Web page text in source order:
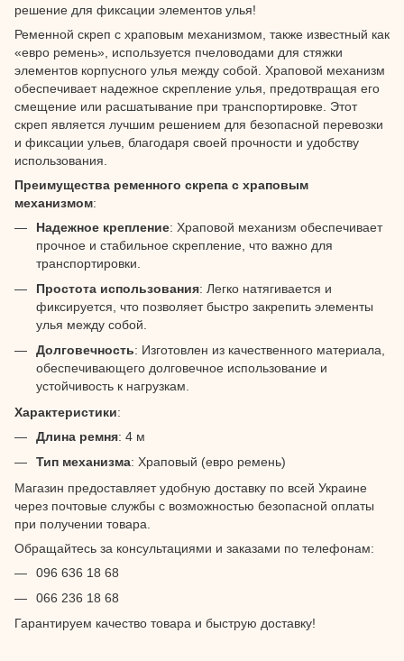
решение для фиксации элементов улья!
Ременной скреп с храповым механизмом, также известный как
«евро ремень», используется пчеловодами для стяжки
элементов корпусного улья между собой. Храповой механизм
обеспечивает надежное скрепление улья, предотвращая его
смещение или расшатывание при транспортировке. Этот
скреп является лучшим решением для безопасной перевозки
и фиксации ульев, благодаря своей прочности и удобству
использования.
Преимущества ременного скрепа с храповым
механизмом:
Надежное крепление: Храповой механизм обеспечивает
прочное и стабильное скрепление, что важно для
транспортировки.
Простота использования: Легко натягивается и
фиксируется, что позволяет быстро закрепить элементы
улья между собой.
Долговечность: Изготовлен из качественного материала,
обеспечивающего долговечное использование и
устойчивость к нагрузкам.
Характеристики:
Длина ремня: 4 м
Тип механизма: Храповый (евро ремень)
Магазин предоставляет удобную доставку по всей Украине
через почтовые службы с возможностью безопасной оплаты
при получении товара.
Обращайтесь за консультациями и заказами по телефонам:
096 636 18 68
066 236 18 68
Гарантируем качество товара и быструю доставку!